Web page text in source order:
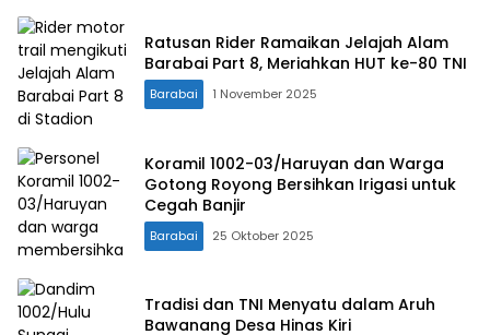
Ratusan Rider Ramaikan Jelajah Alam
Barabai Part 8, Meriahkan HUT ke-80 TNI
Barabai 1 November 2025
Koramil 1002-03/Haruyan dan Warga
Gotong Royong Bersihkan Irigasi untuk
Cegah Banjir
Barabai 25 Oktober 2025
Tradisi dan TNI Menyatu dalam Aruh
Bawanang Desa Hinas Kiri